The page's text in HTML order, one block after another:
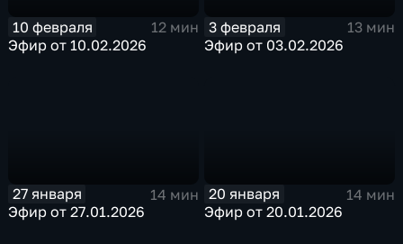
10 февраля
12 мин
Эфир от 10.02.2026
3 февраля
13 мин
Эфир от 03.02.2026
27 января
14 мин
Эфир от 27.01.2026
20 января
14 мин
Эфир от 20.01.2026